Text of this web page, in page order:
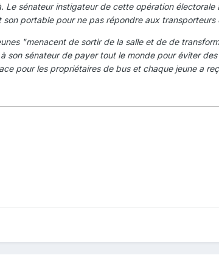
Le sénateur instigateur de cette opération
portable pour ne pas répondre aux
"menacent de sortir de la salle et de de
son sénateur de payer tout le monde pour éviter
pour les propriétaires de bus et chaque jeune a